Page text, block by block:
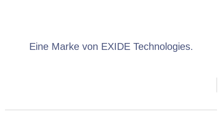
Eine Marke von EXIDETechnologies.